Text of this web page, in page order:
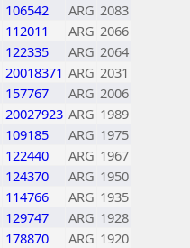
106542 ARG 2083
112011 ARG 2066
122335 ARG 2064
20018371 ARG 2031
157767 ARG 2006
20027923 ARG 1989
109185 ARG 1975
122440 ARG 1967
124370 ARG 1950
114766 ARG 1935
129747 ARG 1928
178870 ARG 1920